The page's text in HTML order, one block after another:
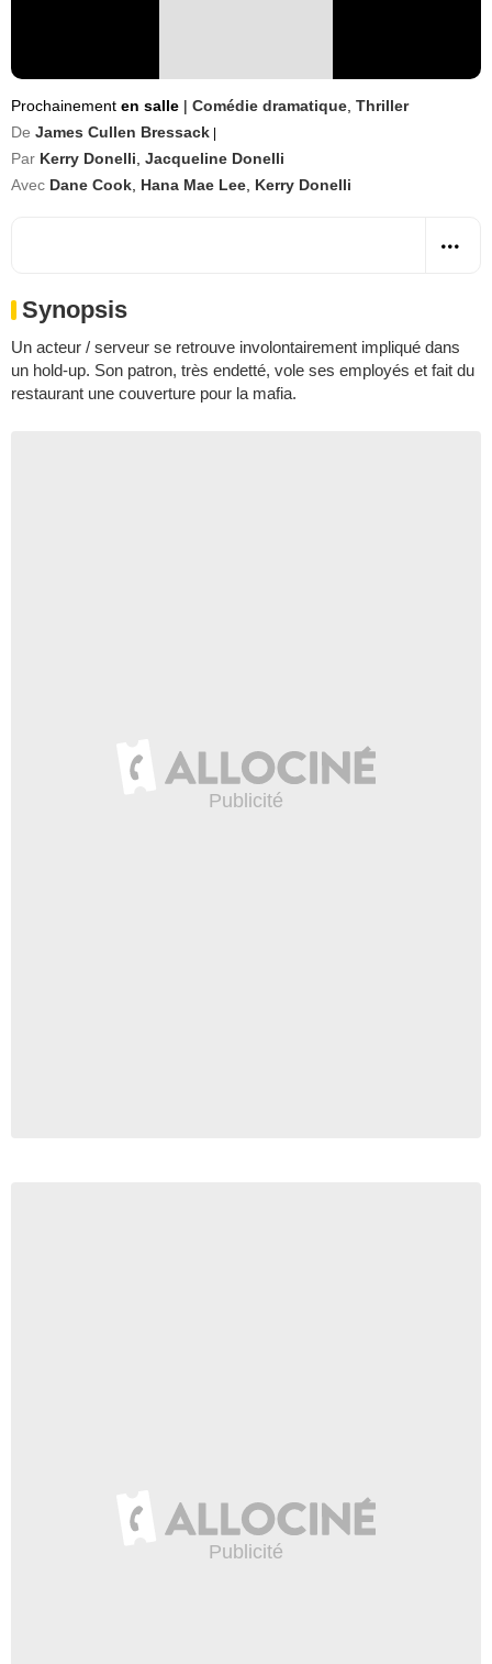
Prochainement en salle | Comédie dramatique Thriller
De James Cullen Bressack
Par Kerry Donelli Jacqueline Donelli
Avec Dane Cook Hana Mae Lee Kerry Donelli
Synopsis
Un acteur / serveur se retrouve involontairement impliqué dans
un hold-up. Son patron, très endetté, vole ses employés et fait du
restaurant une couverture pour la mafia.